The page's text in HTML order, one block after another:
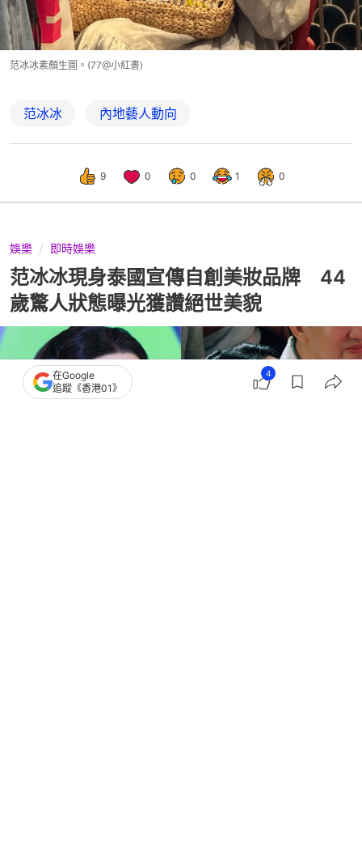
范冰冰素顏生圖。(77@小紅書)
范冰冰 內地藝人動向
9 0 0 1 0
娛樂 即時娛樂
范冰冰現身泰國宣傳自創美妝品牌 44
歲驚人狀態曝光獲讚絕世美貌
在Google
追蹤《香港01》
4